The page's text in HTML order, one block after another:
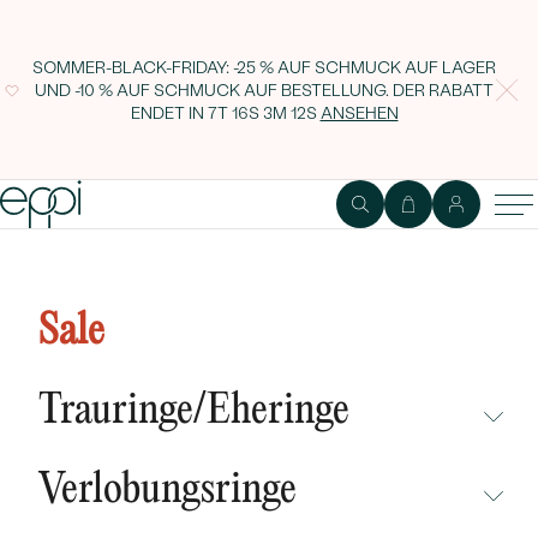
SOMMER-BLACK-FRIDAY: -25 % AUF SCHMUCK AUF LAGER
UND -10 % AUF SCHMUCK AUF BESTELLUNG. DER RABATT
ENDET IN7T 16S 3M 11S ANSEHEN
Sale
Trauringe/Eheringe
NEUHEITEN
Verlobungsringe
Aquamarin Emeli